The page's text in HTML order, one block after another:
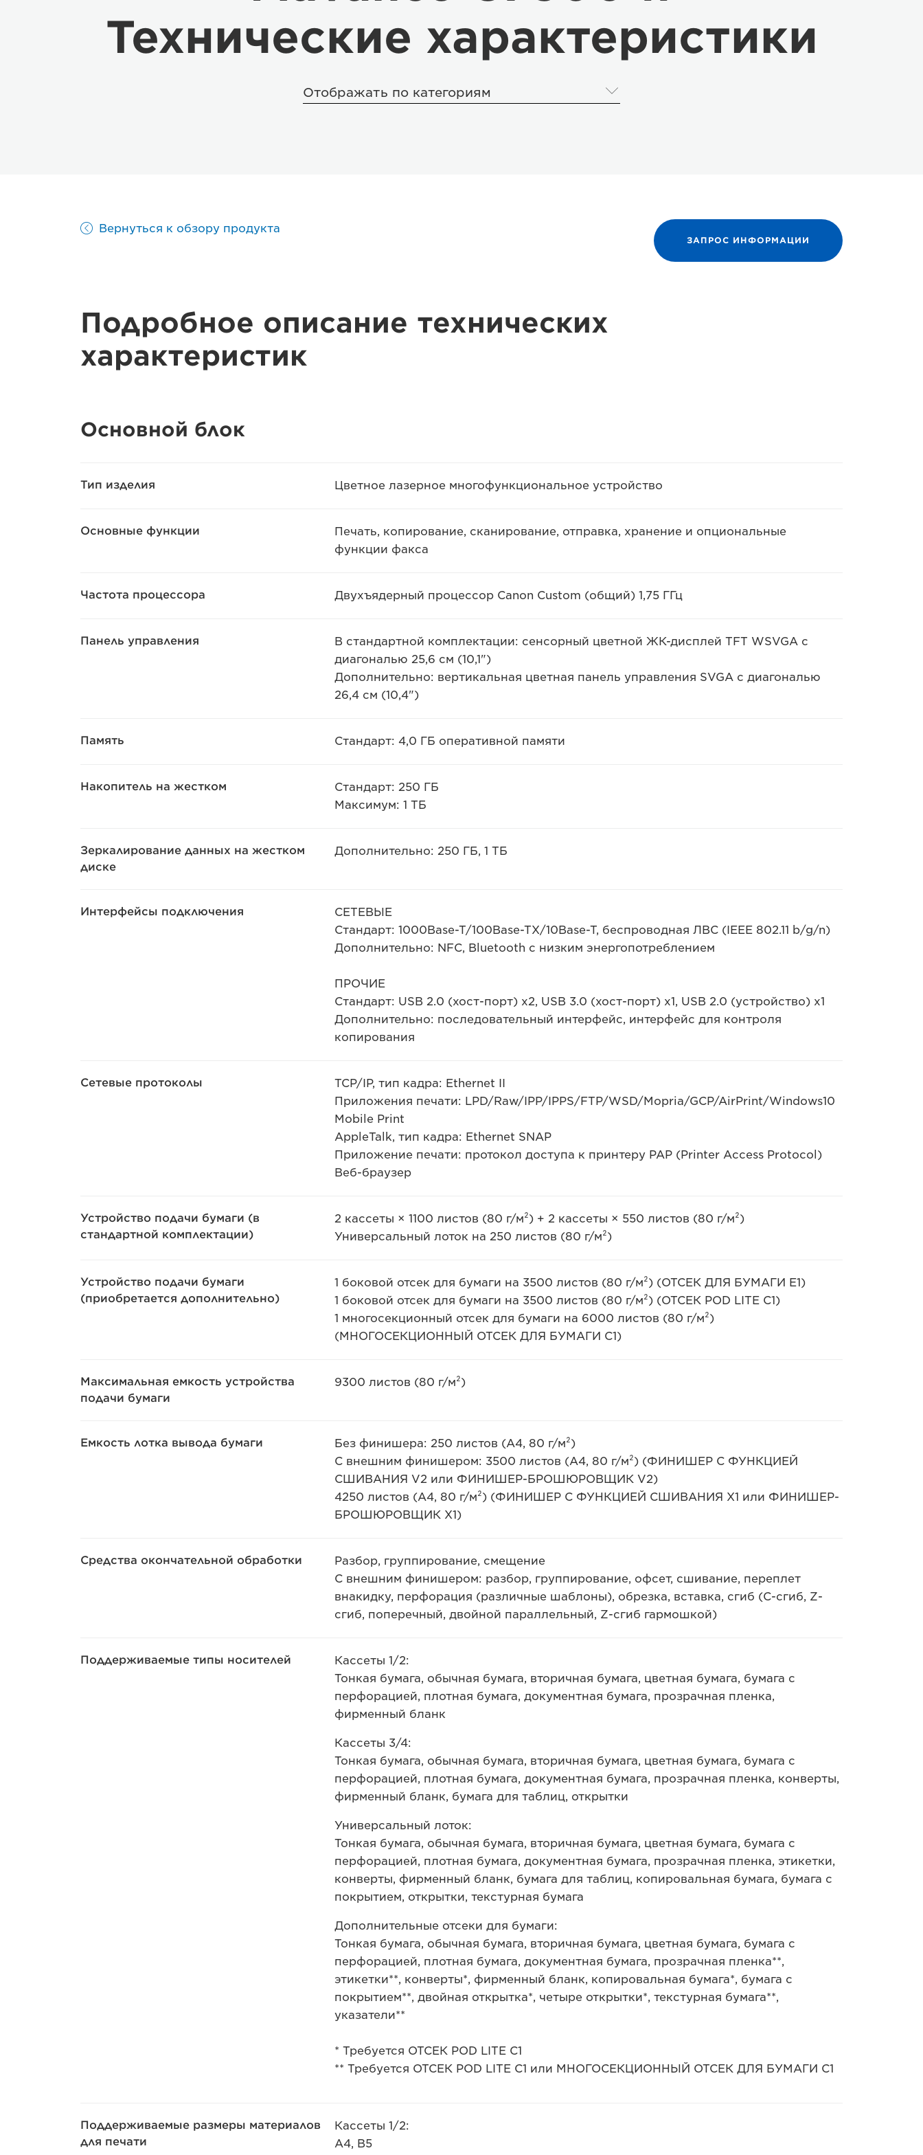
Технические характеристики
Отображать по категориям
Вернуться к обзору продукта
ЗАПРОС ИНФОРМАЦИИ
Подробное описание технических
характеристик
Основной блок
Тип изделия Цветное лазерное многофункциональное устройство
Основные функции
Печать, копирование, сканирование, отправка, хранение и опциональные
функции факса
Частота процессора Двухъядерный процессор Canon Custom (общий) 1,75 ГГц
Панель управления
В стандартной комплектации: сенсорный цветной ЖК-дисплей TFT WSVGA с
диагональю 25,6 см (10,1")
Дополнительно: вертикальная цветная панель управления SVGA с диагональю
26,4 см (10,4")
Память Стандарт: 4,0 ГБ оперативной памяти
Накопитель на жестком
Стандарт: 250 ГБ
Максимум: 1 ТБ
Зеркалирование данных на жестком
диске
Дополнительно: 250 ГБ, 1 ТБ
Интерфейсы подключения
СЕТЕВЫЕ
Стандарт: 1000Base-T/100Base-TX/10Base-T, беспроводная ЛВС (IEEE 802.11 b/g/n)
Дополнительно: NFC, Bluetooth с низким энергопотреблением
ПРОЧИЕ
Стандарт: USB 2.0 (хост-порт) x2, USB 3.0 (хост-порт) x1, USB 2.0 (устройство) x1
Дополнительно: последовательный интерфейс, интерфейс для контроля
копирования
Сетевые протоколы
TCP/IP, тип кадра: Ethernet II
Приложения печати: LPD/Raw/IPP/IPPS/FTP/WSD/Mopria/GCP/AirPrint/Windows10
Mobile Print
AppleTalk, тип кадра: Ethernet SNAP
Приложение печати: протокол доступа к принтеру PAP (Printer Access Protocol)
Веб-браузер
Устройство подачи бумаги (в
стандартной комплектации)
2 кассеты × 1100 листов (80 г/м²) + 2 кассеты × 550 листов (80 г/м²)
Универсальный лоток на 250 листов (80 г/м²)
Устройство подачи бумаги
(приобретается дополнительно)
1 боковой отсек для бумаги на 3500 листов (80 г/м²) (ОТСЕК ДЛЯ БУМАГИ E1)
1 боковой отсек для бумаги на 3500 листов (80 г/м²) (ОТСЕК POD LITE C1)
1 многосекционный отсек для бумаги на 6000 листов (80 г/м²)
(МНОГОСЕКЦИОННЫЙ ОТСЕК ДЛЯ БУМАГИ C1)
Максимальная емкость устройства
подачи бумаги
9300 листов (80 г/м²)
Емкость лотка вывода бумаги
Без финишера: 250 листов (A4, 80 г/м²)
С внешним финишером: 3500 листов (A4, 80 г/м²) (ФИНИШЕР С ФУНКЦИЕЙ
СШИВАНИЯ V2 или ФИНИШЕР-БРОШЮРОВЩИК V2)
4250 листов (A4, 80 г/м²) (ФИНИШЕР С ФУНКЦИЕЙ СШИВАНИЯ Х1 или ФИНИШЕР-
БРОШЮРОВЩИК Х1)
Средства окончательной обработки
Разбор, группирование, смещение
С внешним финишером: разбор, группирование, офсет, сшивание, переплет
внакидку, перфорация (различные шаблоны), обрезка, вставка, сгиб (C-сгиб, Z-
сгиб, поперечный, двойной параллельный, Z-сгиб гармошкой)
Поддерживаемые типы носителей
Кассеты 1/2:
Тонкая бумага, обычная бумага, вторичная бумага, цветная бумага, бумага с
перфорацией, плотная бумага, документная бумага, прозрачная пленка,
фирменный бланк
Кассеты 3/4:
Тонкая бумага, обычная бумага, вторичная бумага, цветная бумага, бумага с
перфорацией, плотная бумага, документная бумага, прозрачная пленка, конверты,
фирменный бланк, бумага для таблиц, открытки
Универсальный лоток:
Тонкая бумага, обычная бумага, вторичная бумага, цветная бумага, бумага с
перфорацией, плотная бумага, документная бумага, прозрачная пленка, этикетки,
конверты, фирменный бланк, бумага для таблиц, копировальная бумага, бумага с
покрытием, открытки, текстурная бумага
Дополнительные отсеки для бумаги:
Тонкая бумага, обычная бумага, вторичная бумага, цветная бумага, бумага с
перфорацией, плотная бумага, документная бумага, прозрачная пленка**,
этикетки**, конверты*, фирменный бланк, копировальная бумага*, бумага с
покрытием**, двойная открытка*, четыре открытки*, текстурная бумага**,
указатели**
* Требуется ОТСЕК POD LITE C1
** Требуется ОТСЕК POD LITE C1 или МНОГОСЕКЦИОННЫЙ ОТСЕК ДЛЯ БУМАГИ C1
Поддерживаемые размеры материалов
для печати
Кассеты 1/2:
A4, B5